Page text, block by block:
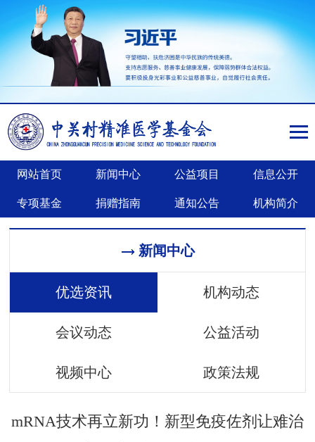
网站首页 新闻中心 公益项目 信息公开
专项基金 捐赠指南 通知公告 机构简介
新闻中心
优选资讯 机构动态
会议动态 公益活动
视频中心 政策法规
mRNA技术再立新功！新型免疫佐剂让难治